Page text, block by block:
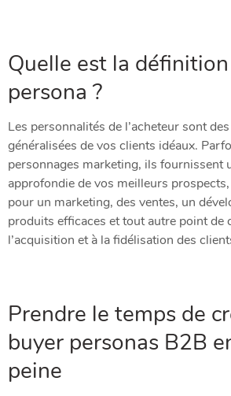
Quelle est la définition
persona ?
Les personnalités de l’acheteur sont
généralisées de vos clients idéaux.
personnages marketing, ils fournissent
approfondie de vos meilleurs
pour un marketing, des ventes, un
produits efficaces et tout autre point de
l’acquisition et à la fidélisation des
Prendre le temps de
buyer personas B2B
peine